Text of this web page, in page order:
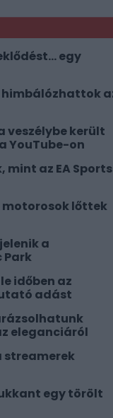
egy
himbálózhattok
veszélybe került
YouTube-on
az EA Sports
lőttek
a
időben az
adást
eleganciáról
streamerek
egy törölt